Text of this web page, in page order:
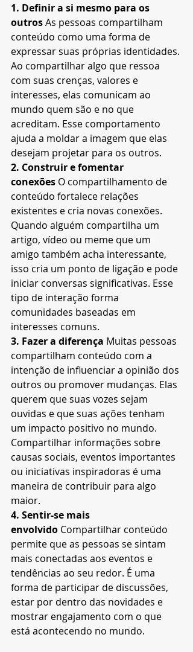
1. Definir a si mesmo para os
outros As pessoas compartilham
conteúdo como uma forma de
expressar suas próprias identidades.
Ao compartilhar algo que ressoa
com suas crenças, valores e
interesses, elas comunicam ao
mundo quem são e no que
acreditam. Esse comportamento
ajuda a moldar a imagem que elas
desejam projetar para os outros.
2. Construir e fomentar
conexões O compartilhamento de
conteúdo fortalece relações
existentes e cria novas conexões.
Quando alguém compartilha um
artigo, vídeo ou meme que um
amigo também acha interessante,
isso cria um ponto de ligação e pode
iniciar conversas significativas. Esse
tipo de interação forma
comunidades baseadas em
interesses comuns.
3. Fazer a diferença Muitas pessoas
compartilham conteúdo com a
intenção de influenciar a opinião dos
outros ou promover mudanças. Elas
querem que suas vozes sejam
ouvidas e que suas ações tenham
um impacto positivo no mundo.
Compartilhar informações sobre
causas sociais, eventos importantes
ou iniciativas inspiradoras é uma
maneira de contribuir para algo
maior.
4. Sentir-se mais
envolvido Compartilhar conteúdo
permite que as pessoas se sintam
mais conectadas aos eventos e
tendências ao seu redor. É uma
forma de participar de discussões,
estar por dentro das novidades e
mostrar engajamento com o que
está acontecendo no mundo.